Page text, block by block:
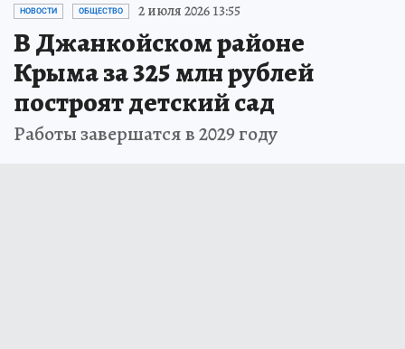
НОВОСТИ ОБЩЕСТВО 2 июля 2026 13:55
В Джанкойском районе
Крыма за 325 млн рублей
построят детский сад
Работы завершатся в 2029 году